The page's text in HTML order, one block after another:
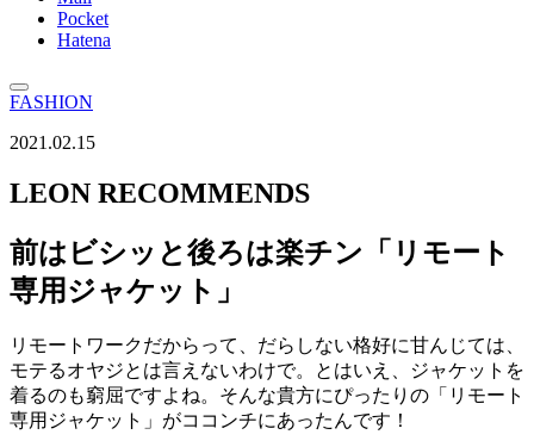
Pocket
Hatena
FASHION
2021.02.15
LEON RECOMMENDS
前はビシッと後ろは楽チン「リモート
専用ジャケット」
リモートワークだからって、だらしない格好に甘んじては、
モテるオヤジとは言えないわけで。とはいえ、ジャケットを
着るのも窮屈ですよね。そんな貴方にぴったりの「リモート
専用ジャケット」がココンチにあったんです！